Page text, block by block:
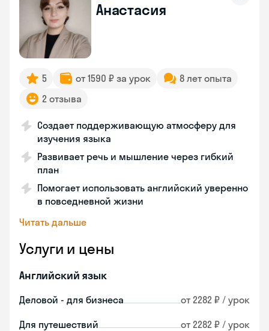
Анастасия
5 от 1590 ₽ за урок
8 лет опыта
2 отзыва
Создает поддерживающую атмосферу для
изучения языка
Развивает речь и мышление через гибкий
план
Помогает использовать английский уверенно
в повседневной жизни
Читать дальше
Услуги и цены
Английский язык
Деловой - для бизнеса от 2282 ₽ / урок
Для путешествий от 2282 ₽ / урок